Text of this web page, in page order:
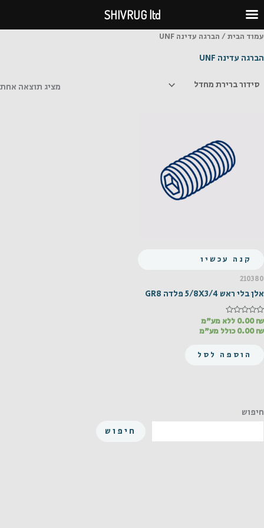
לתוכן
עמוד הבית/ הברגה עדינה UNF
הברגה עדינה UNF
מציג תוצאה אחת
קנה עכשיו
210380
אלן בלי ראש 5/8X3/4 פלדה GR8
דורג
מתוך
0.00₪
ללא מע"מ
0.00₪ כולל מע"מ
הוספה לסל
חיפוש
חיפוש
SHIVRUG ltd